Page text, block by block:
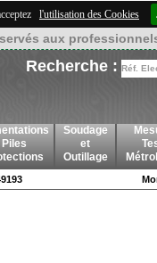
l'utilisation des Cookies
aux
Recherche :
Piles
Soudage
et
Outillage